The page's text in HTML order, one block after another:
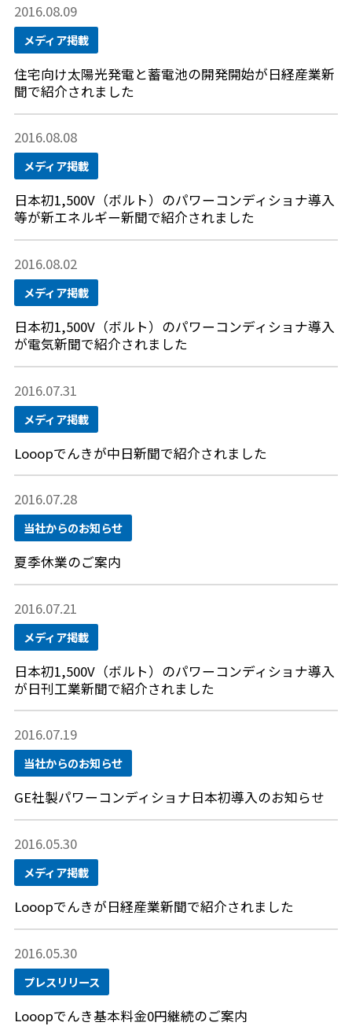
2016.08.09
メディア掲載
住宅向け太陽光発電と蓄電池の開発開始が日経産業新
聞で紹介されました
2016.08.08
メディア掲載
日本初1,500V（ボルト）のパワーコンディショナ導入
等が新エネルギー新聞で紹介されました
2016.08.02
メディア掲載
日本初1,500V（ボルト）のパワーコンディショナ導入
が電気新聞で紹介されました
2016.07.31
メディア掲載
Looopでんきが中日新聞で紹介されました
2016.07.28
当社からのお知らせ
夏季休業のご案内
2016.07.21
メディア掲載
日本初1,500V（ボルト）のパワーコンディショナ導入
が日刊工業新聞で紹介されました
2016.07.19
当社からのお知らせ
GE社製パワーコンディショナ日本初導入のお知らせ
2016.05.30
メディア掲載
Looopでんきが日経産業新聞で紹介されました
2016.05.30
プレスリリース
Looopでんき基本料金0円継続のご案内